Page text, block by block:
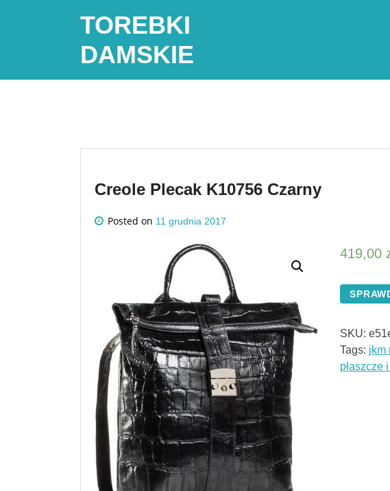
TOREBKI
DAMSKIE
Creole Plecak K10756 Czarny
Posted on 11 grudnia 2017
419,00
SKU:
Tags: jkm
płaszcze